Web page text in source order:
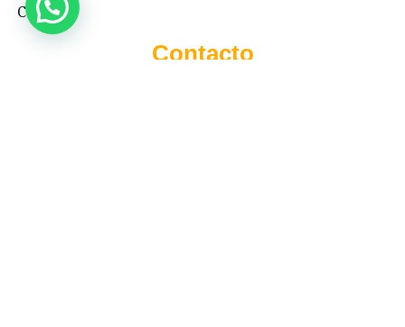
Contacto
Contacto